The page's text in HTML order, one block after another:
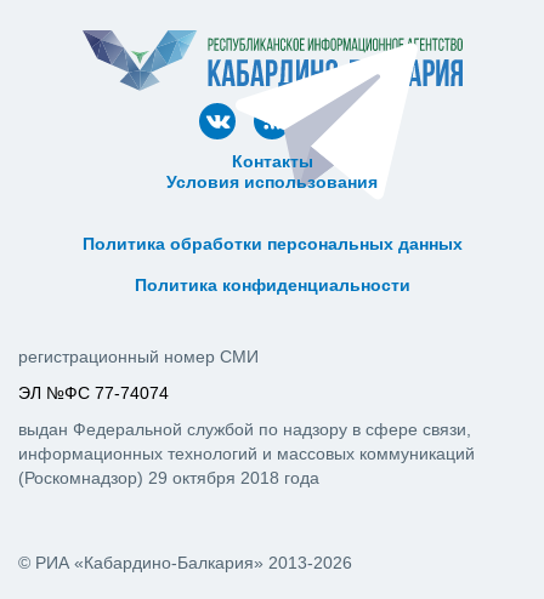
Контакты
Условия использования
Политика обработки персональных данных
Политика конфиденциальности
© РИА «Кабардино-Балкария» 2013-2026
регистрационный номер СМИ
ЭЛ №ФС 77-74074
выдан Федеральной службой по надзору в сфере связи,
информационных технологий и массовых коммуникаций
(Роскомнадзор) 29 октября 2018 года